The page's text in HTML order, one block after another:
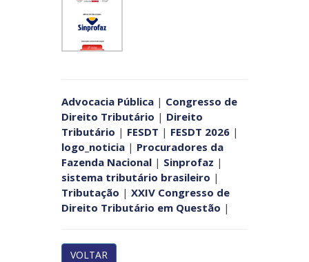
Advocacia Pública | Congresso de
Direito Tributário | Direito
Tributário | FESDT | FESDT 2026 |
logo_noticia | Procuradores da
Fazenda Nacional | Sinprofaz |
sistema tributário brasileiro |
Tributação | XXIV Congresso de
Direito Tributário em Questão |
VOLTAR